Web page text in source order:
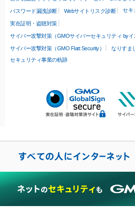
パスワード漏洩診断 Webサイトリスク診断 セキ
実在証明・盗聴対策
サイバー攻撃対策（GMOサイバーセキュリティ byイ
サイバー攻撃対策（GMO Flatt Security）
なりすま
セキュリティ事業の軌跡